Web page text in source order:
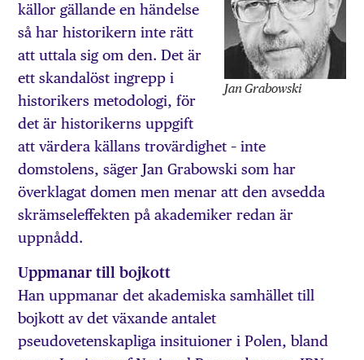
Jan Grabowski
källor gällande en händelse
så har historikern inte rätt
att uttala sig om den. Det är
ett skandalöst ingrepp i
historikers metodologi, för
det är historikerns uppgift
att värdera källans trovärdighet – inte
domstolens, säger Jan Grabowski som har
överklagat domen men menar att den avsedda
skrämseleffekten på akademiker redan är
uppnådd.
Uppmanar till bojkott
Han uppmanar det akademiska samhället till
bojkott av det växande antalet
pseudovetenskapliga insituioner i Polen, bland